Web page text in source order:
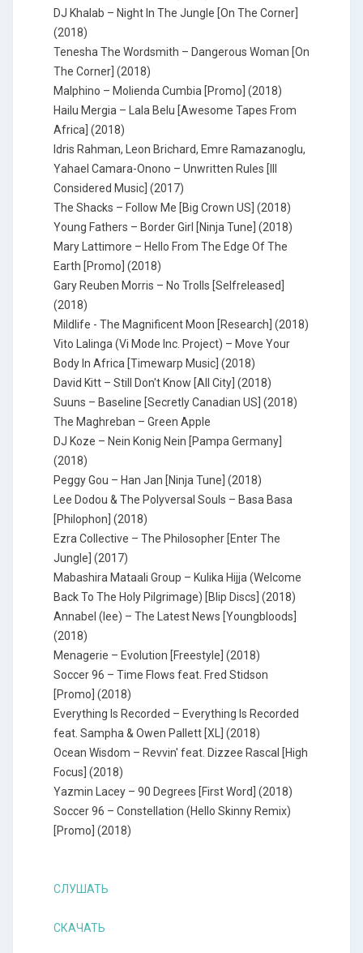
DJ Khalab – Night In The Jungle [On The Corner]
(2018)
Tenesha The Wordsmith – Dangerous Woman [On
The Corner] (2018)
Malphino – Molienda Cumbia [Promo] (2018)
Hailu Mergia – Lala Belu [Awesome Tapes From
Africa] (2018)
Idris Rahman, Leon Brichard, Emre Ramazanoglu,
Yahael Camara-Onono – Unwritten Rules [III
Considered Music] (2017)
The Shacks – Follow Me [Big Crown US] (2018)
Young Fathers – Border Girl [Ninja Tune] (2018)
Mary Lattimore – Hello From The Edge Of The
Earth [Promo] (2018)
Gary Reuben Morris – No Trolls [Selfreleased]
(2018)
Mildlife - The Magnificent Moon [Research] (2018)
Vito Lalinga (Vi Mode Inc. Project) – Move Your
Body In Africa [Timewarp Music] (2018)
David Kitt – Still Don't Know [All City] (2018)
Suuns – Baseline [Secretly Canadian US] (2018)
The Maghreban – Green Apple
DJ Koze – Nein Konig Nein [Pampa Germany]
(2018)
Peggy Gou – Han Jan [Ninja Tune] (2018)
Lee Dodou & The Polyversal Souls – Basa Basa
[Philophon] (2018)
Ezra Collective – The Philosopher [Enter The
Jungle] (2017)
Mabashira Mataali Group – Kulika Hijja (Welcome
Back To The Holy Pilgrimage) [Blip Discs] (2018)
Annabel (lee) – The Latest News [Youngbloods]
(2018)
Menagerie – Evolution [Freestyle] (2018)
Soccer 96 – Time Flows feat. Fred Stidson
[Promo] (2018)
Everything Is Recorded – Everything Is Recorded
feat. Sampha & Owen Pallett [XL] (2018)
Ocean Wisdom – Revvin' feat. Dizzee Rascal [High
Focus] (2018)
Yazmin Lacey – 90 Degrees [First Word] (2018)
Soccer 96 – Constellation (Hello Skinny Remix)
[Promo] (2018)
СЛУШАТЬ
СКАЧАТЬ